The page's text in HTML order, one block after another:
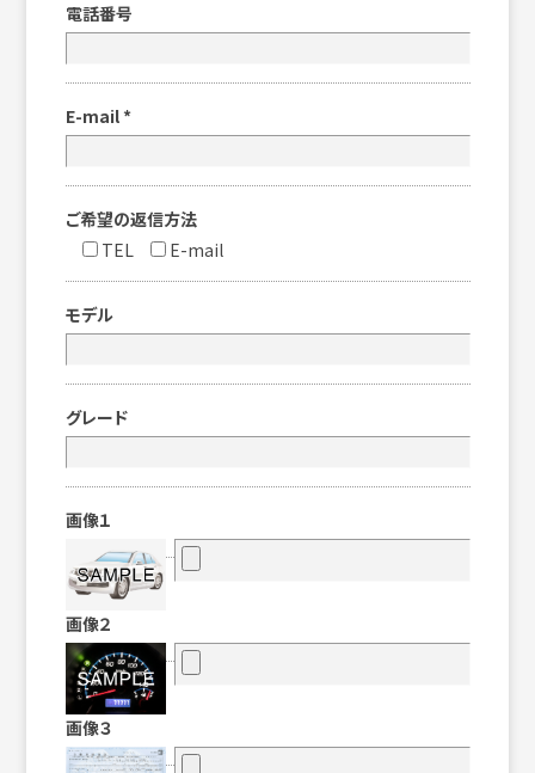
電話番号
E-mail *
ご希望の返信方法
TEL
E-mail
モデル
グレード
画像１
画像２
画像３